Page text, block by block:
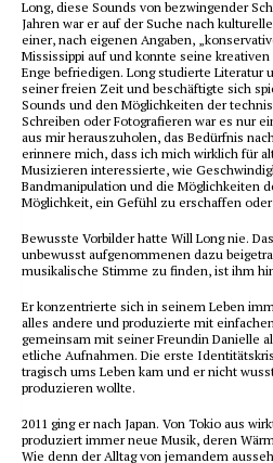
Long, diese Sounds von bezwingender
Jahren war er auf der Suche nach
einer, nach eigenen Angaben,
Mississippi auf und konnte seine
Enge befriedigen. Long studierte Literatur
seiner freien Zeit und beschäftigte sich
Sounds und den Möglichkeiten der
Schreiben oder Fotografieren war es nur
aus mir herauszuholen, das Bedürfnis
erinnere mich, dass ich mich wirklich für
Musizieren interessierte, wie
Bandmanipulation und die Möglichkeiten
Möglichkeit, ein Gefühl zu erschaffen
Bewusste Vorbilder hatte Will Long nie.
unbewusst aufgenommenen dazu
musikalische Stimme zu finden, ist ihm
Er konzentrierte sich in seinem Leben
alles andere und produzierte mit
gemeinsam mit seiner Freundin Danielle
etliche Aufnahmen. Die erste
tragisch ums Leben kam und er nicht
produzieren wollte.
2011 ging er nach Japan. Von Tokio aus
produziert immer neue Musik, deren
Wie denn der Alltag von jemandem